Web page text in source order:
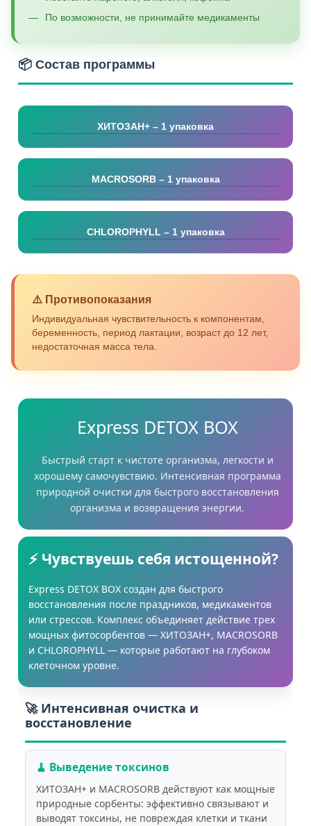
По возможности, не принимайте медикаменты
📦 Состав программы
ХИТОЗАН+ – 1 упаковка
MACROSORB – 1 упаковка
CHLOROPHYLL – 1 упаковка
⚠️ Противопоказания
Индивидуальная чувствительность к компонентам,
беременность, период лактации, возраст до 12 лет,
недостаточная масса тела.
Express DETOX BOX
Быстрый старт к чистоте организма, легкости и
хорошему самочувствию. Интенсивная программа
природной очистки для быстрого восстановления
организма и возвращения энергии.
⚡ Чувствуешь себя истощенной?
Express DETOX BOX создан для быстрого
восстановления после праздников, медикаментов
или стрессов. Комплекс объединяет действие трех
мощных фитосорбентов — ХИТОЗАН+, MACROSORB
и CHLOROPHYLL — которые работают на глубоком
клеточном уровне.
🚀 Интенсивная очистка и
восстановление
🧹 Выведение токсинов
ХИТОЗАН+ и MACROSORB действуют как мощные
природные сорбенты: эффективно связывают и
выводят токсины, не повреждая клетки и ткани